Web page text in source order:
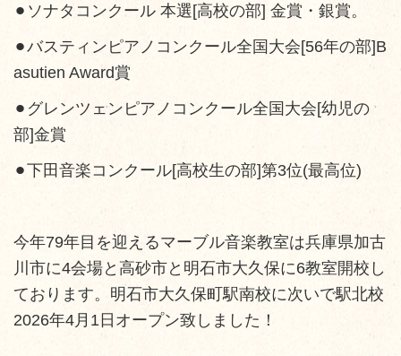
⚫︎ソナタコンクール 本選[高校の部] 金賞・銀賞。
⚫︎バスティンピアノコンクール全国大会[56年の部]B
asutien Award賞
⚫︎グレンツェンピアノコンクール全国大会[幼児の
部]金賞
⚫︎下田音楽コンクール[高校生の部]第3位(最高位)
今年79年目を迎えるマーブル音楽教室は兵庫県加古
川市に4会場と高砂市と明石市大久保に6教室開校し
ております。明石市大久保町駅南校に次いで駅北校
2026年4月1日オープン致しました！